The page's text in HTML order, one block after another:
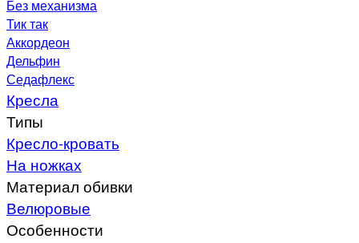
Без механизма
Тик так
Аккордеон
Дельфин
Седафлекс
Кресла
Типы
Кресло-кровать
На ножках
Материал обивки
Велюровые
Особенности